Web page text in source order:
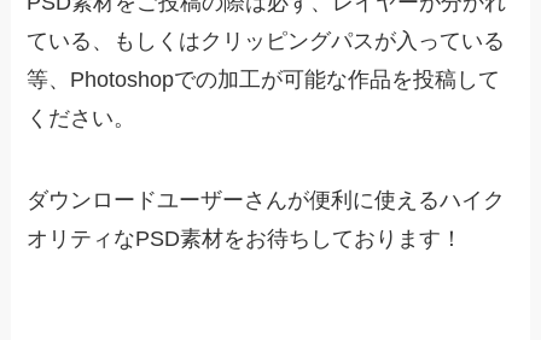
ている、もしくはクリッピングパスが入っている
等、Photoshopでの加工が可能な作品を投稿して
ください。
ダウンロードユーザーさんが便利に使えるハイク
オリティなPSD素材をお待ちしております！